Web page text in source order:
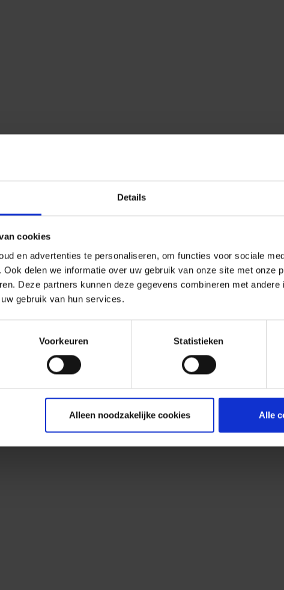
Details
cookies
en advertenties te personaliseren, om functies voor sociale
Ook delen we informatie over uw gebruik van onze site met onze
Deze partners kunnen deze gegevens combineren met andere
gebruik van hun services.
Voorkeuren Statistieken
Alleen noodzakelijke cookies Alle